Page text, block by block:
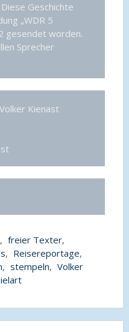
Geschichte
„WDR 5
gesendet worden.
Sprecher
Kienast
, freier Texter,
, Reisereportage,
, stempeln, Volker